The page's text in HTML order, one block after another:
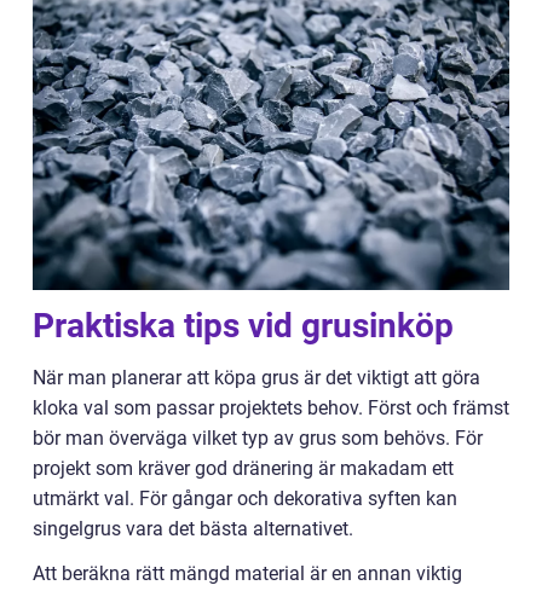
Praktiska tips vid grusinköp
När man planerar att köpa grus är det viktigt att göra
kloka val som passar projektets behov. Först och främst
bör man överväga vilket typ av grus som behövs. För
projekt som kräver god dränering är makadam ett
utmärkt val. För gångar och dekorativa syften kan
singelgrus vara det bästa alternativet.
Att beräkna rätt mängd material är en annan viktig